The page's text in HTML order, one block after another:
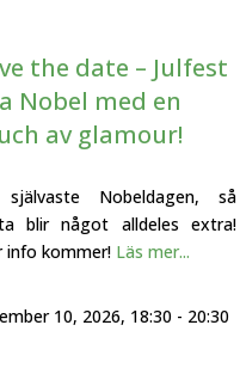
the date – Julfest
Nobel med en
av glamour!
Nobeldagen, så
blir något alldeles extra!
info kommer! Läs mer...
10, 2026, 18:30 - 20:30